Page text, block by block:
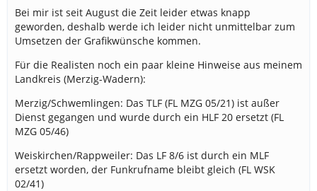
Bei mir ist seit August die Zeit leider etwas knapp
geworden, deshalb werde ich leider nicht unmittelbar zum
Umsetzen der Grafikwünsche kommen.
Für die Realisten noch ein paar kleine Hinweise aus meinem
Landkreis (Merzig-Wadern):
Merzig/Schwemlingen: Das TLF (FL MZG 05/21) ist außer
Dienst gegangen und wurde durch ein HLF 20 ersetzt (FL
MZG 05/46)
Weiskirchen/Rappweiler: Das LF 8/6 ist durch ein MLF
ersetzt worden, der Funkrufname bleibt gleich (FL WSK
02/41)